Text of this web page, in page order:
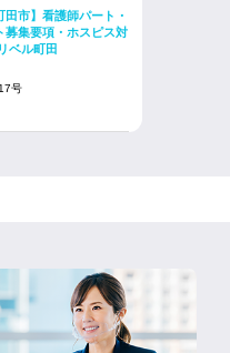
田市】看護師パート・
募集要項・ホスピス対
ベル町田
号